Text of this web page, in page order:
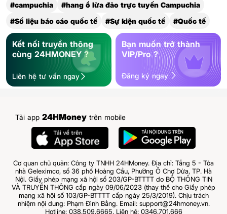
#campuchia
#hang ổ lừa đảo trực tuyến Campuchia
#Số liệu báo cáo quốc tế
#Sự kiện quốc tế #Quốc tế
Kết nối truyền thông
cùng 24HMONEY ?
Liên hệ tư vấn ngay
Bạn muốn trở thành
VIP/Pro ?
Đăng ký ngay
Tải app 24HMoney trên mobile
Cơ quan chủ quản: Công ty TNHH 24HMoney. Địa chỉ: Tầng 5 - Tòa
nhà Geleximco, số 36 phố Hoàng Cầu, Phường Ô Chợ Dừa, TP. Hà
Nội. Giấy phép mạng xã hội số 203/GP-BTTTT do BỘ THÔNG TIN
VÀ TRUYỀN THÔNG cấp ngày 09/06/2023 (thay thế cho Giấy phép
mạng xã hội số 103/GP-BTTTT cấp ngày 25/3/2019). Chịu trách
nhiệm nội dung: Phạm Đình Bằng. Email: support@24hmoney.vn.
Hotline: 038.509.6665. Liên hệ: 0346.701.666